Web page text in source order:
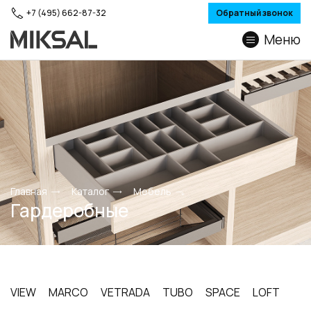
+7 (495) 662-87-32 Обратный звонок
Меню
Главная Каталог Мебель
Гардеробные
VIEW MARCO VETRADA TUBO SPACE LOFT